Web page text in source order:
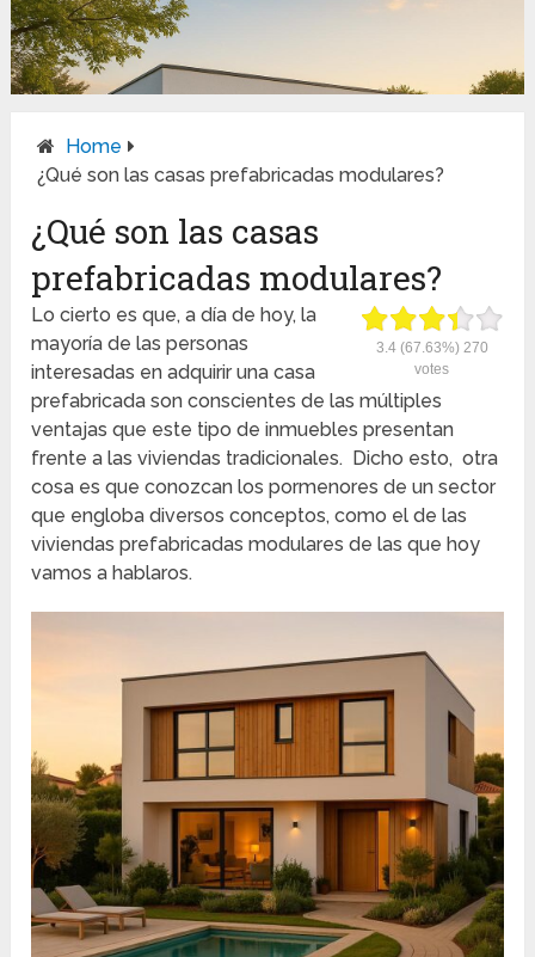
Home
¿Qué son las casas prefabricadas modulares?
¿Qué son las casas
prefabricadas modulares?
3.4(67.63%) 270
votes
Lo cierto es que, a día de hoy, la
mayoría de las personas
interesadas en adquirir una casa
prefabricada son conscientes de las múltiples
ventajas que este tipo de inmuebles presentan
frente a las viviendas tradicionales. Dicho esto, otra
cosa es que conozcan los pormenores de un sector
que engloba diversos conceptos, como el de las
viviendas prefabricadas modulares de las que hoy
vamos a hablaros.